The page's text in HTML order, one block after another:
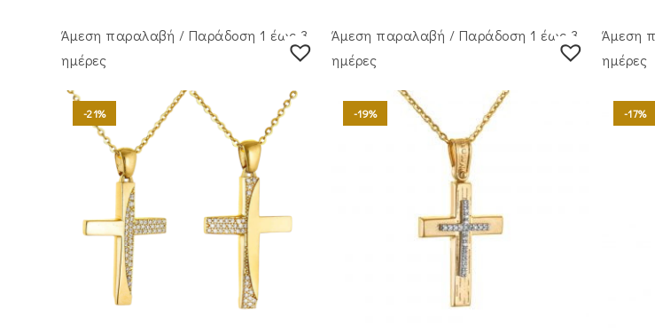
Άμεση παραλαβή / Παράδoση 1 έως 3
ημέρες
-21%
Άμεση παραλαβή / Παράδoση 1 έως 3
ημέρες
-19%
Άμεση
ημέρες
-17%